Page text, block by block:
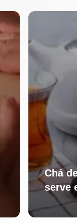
Chá
serve